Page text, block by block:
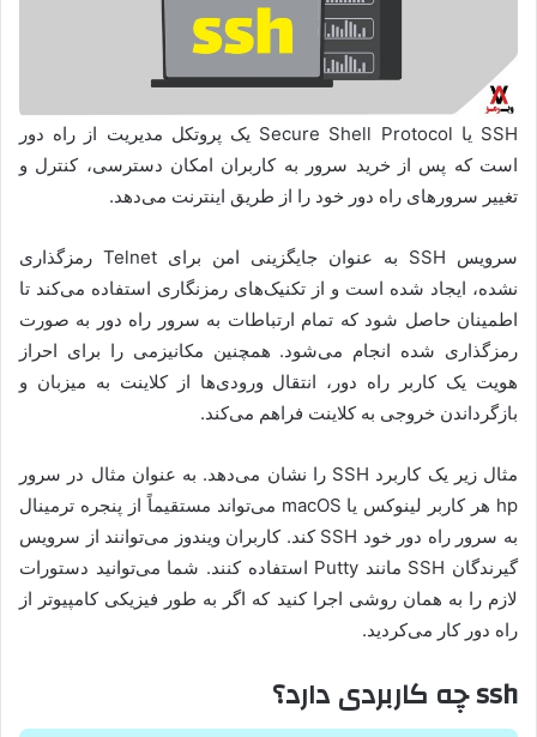
SSH یا Secure Shell Protocol یک پروتکل مدیریت از راه دور
است که پس از خرید سرور به کاربران امکان دسترسی، کنترل و
تغییر سرورهای راه دور خود را از طریق اینترنت می‌دهد.
سرویس SSH به عنوان جایگزینی امن برای Telnet رمزگذاری
نشده، ایجاد شده است و از تکنیک‌های رمزنگاری استفاده می‌کند تا
اطمینان حاصل شود که تمام ارتباطات به سرور راه دور به صورت
رمزگذاری شده انجام می‌شود. همچنین مکانیزمی ‌را برای احراز
هویت یک کاربر راه دور، انتقال ورودی‌ها از کلاینت به میزبان و
بازگرداندن خروجی به کلاینت فراهم می‌کند.
مثال زیر یک کاربرد SSH را نشان می‌دهد. به عنوان مثال در سرور
hp هر کاربر لینوکس یا macOS می‌تواند مستقیماً از پنجره ترمینال
به سرور راه دور خود SSH کند. کاربران ویندوز می‌توانند از سرویس
گیرندگان SSH مانند Putty استفاده کنند. شما می‌توانید دستورات
لازم را به همان روشی اجرا کنید که اگر به طور فیزیکی کامپیوتر از
راه دور کار می‌کردید.
ssh چه کاربردی دارد؟